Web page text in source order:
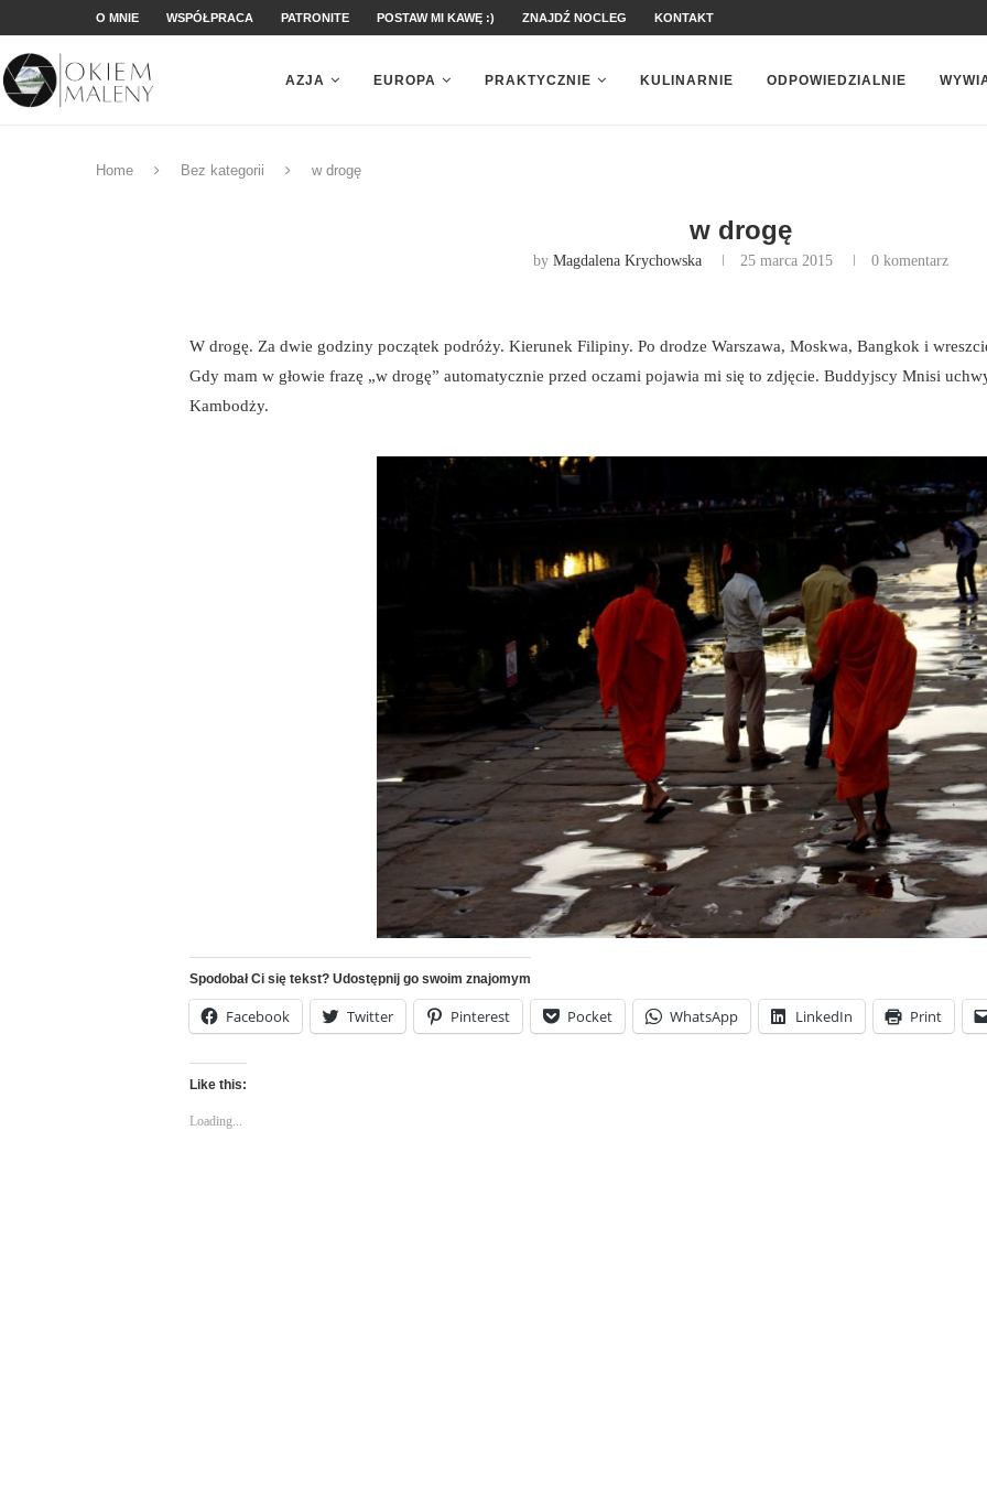
O MNIE WSPÓŁPRACA PATRONITE POSTAW MI KAWĘ :) ZNAJDŹ NOCLEG KONTAKT
AZJA EUROPA PRAKTYCZNIE KULINARNIE ODPOWIEDZIALNIE
Home Bez kategorii w drogę
w drogę
by Magdalena Krychowska 25 marca 2015 0 komentarz
W drogę. Za dwie godziny początek podróży. Kierunek Filipiny. Po drodze Warszawa, Moskwa, Bangkok i
Gdy mam w głowie frazę „w drogę” automatycznie przed oczami pojawia mi się to zdjęcie. Buddyjscy Mnisi
Kambodży.
Spodobał Ci się tekst? Udostępnij go swoim znajomym
Facebook Twitter Pinterest Pocket WhatsApp LinkedIn Print
Like this:
Loading...